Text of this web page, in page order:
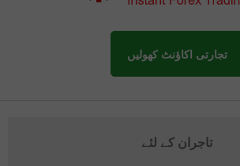
تجارتی اکاؤنٹ کھولیں
تاجران کے لئے